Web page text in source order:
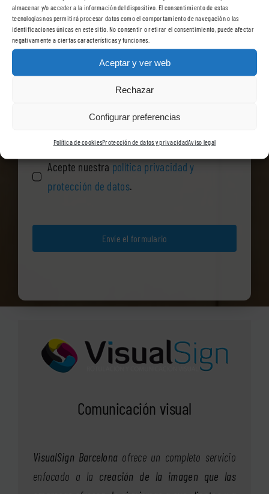
almacenar y/o acceder a la información del dispositivo. El consentimiento de estas
tecnologías nos permitirá procesar datos como el comportamiento de navegación o las
identificaciones únicas en este sitio. No consentir o retirar el consentimiento, puede afectar
negativamente a ciertas características y funciones.
Aceptar y ver web
Rechazar
Configurar preferencias
Política de cookiesProtección de datos y privacidadAviso legal
Acepte nuestra política privacidad y
protección de datos.
Envíe el formulario
Comunicación visual
VisualSign Barcelona ofrece un completo servicio
enfocado a la creación de la imagen que las